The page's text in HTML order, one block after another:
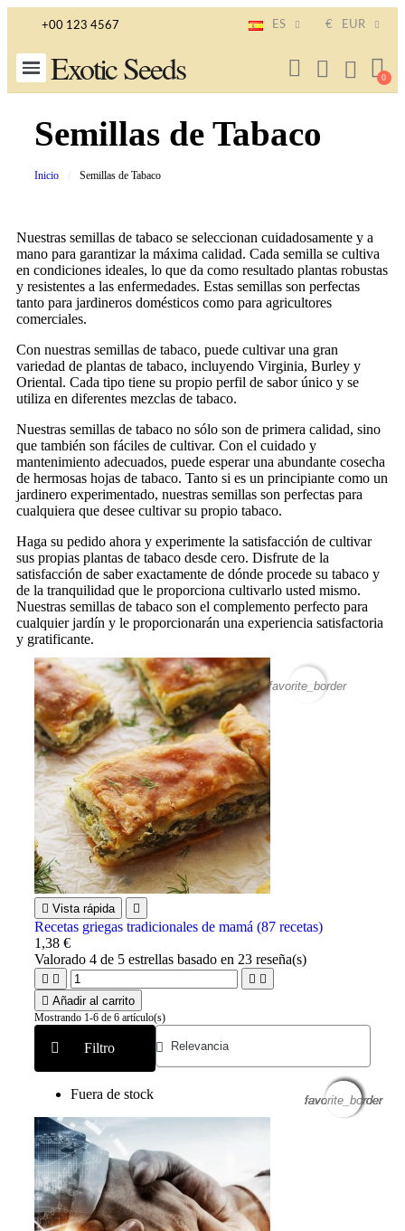
+00 123 4567 ES € EUR
Exotic Seeds
Semillas de Tabaco
Inicio Semillas de Tabaco
Nuestras semillas de tabaco se seleccionan cuidadosamente y a
mano para garantizar la máxima calidad. Cada semilla se cultiva
en condiciones ideales, lo que da como resultado plantas robustas
y resistentes a las enfermedades. Estas semillas son perfectas
tanto para jardineros domésticos como para agricultores
comerciales.
Con nuestras semillas de tabaco, puede cultivar una gran
variedad de plantas de tabaco, incluyendo Virginia, Burley y
Oriental. Cada tipo tiene su propio perfil de sabor único y se
utiliza en diferentes mezclas de tabaco.
Nuestras semillas de tabaco no sólo son de primera calidad, sino
que también son fáciles de cultivar. Con el cuidado y
mantenimiento adecuados, puede esperar una abundante cosecha
de hermosas hojas de tabaco. Tanto si es un principiante como un
jardinero experimentado, nuestras semillas son perfectas para
cualquiera que desee cultivar su propio tabaco.
Haga su pedido ahora y experimente la satisfacción de cultivar
sus propias plantas de tabaco desde cero. Disfrute de la
satisfacción de saber exactamente de dónde procede su tabaco y
de la tranquilidad que le proporciona cultivarlo usted mismo.
Nuestras semillas de tabaco son el complemento perfecto para
cualquier jardín y le proporcionarán una experiencia satisfactoria
y gratificante.
favorite_border
 Vista rápida 
Recetas griegas tradicionales de mamá (87 recetas)
1,38 €
Valorado4 de 5 estrellas basado en 23 reseña(s)
   
 Añadir al carrito
Filtro
Mostrando 1-6 de 6 artículo(s)
Fuera de stock favorite_border
favorite_border
favorite_border
favorite_border
favorite_border
favorite_border